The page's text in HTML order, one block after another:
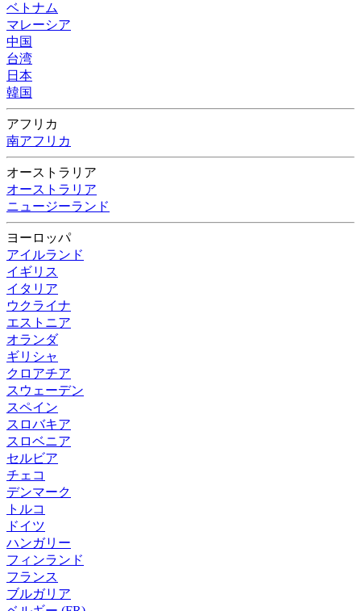
ベトナム
マレーシア
中国
台湾
日本
韓国
アフリカ
南アフリカ
オーストラリア
オーストラリア
ニュージーランド
ヨーロッパ
アイルランド
イギリス
イタリア
ウクライナ
エストニア
オランダ
ギリシャ
クロアチア
スウェーデン
スペイン
スロバキア
スロベニア
セルビア
チェコ
デンマーク
トルコ
ドイツ
ハンガリー
フィンランド
フランス
ブルガリア